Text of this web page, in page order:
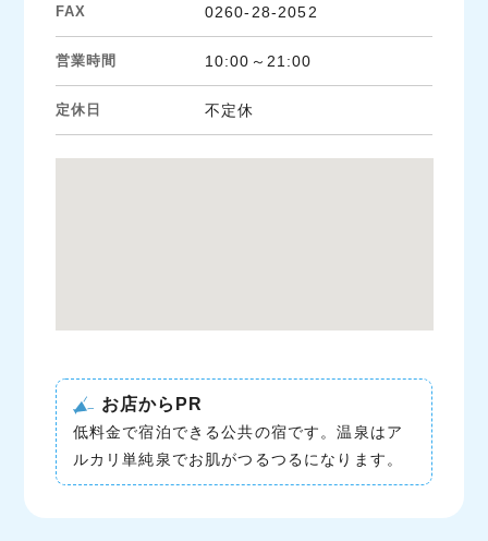
FAX 0260-28-2052
営業時間 10:00～21:00
定休日 不定休
お店からPR
低料金で宿泊できる公共の宿です。温泉はア
ルカリ単純泉でお肌がつるつるになります。